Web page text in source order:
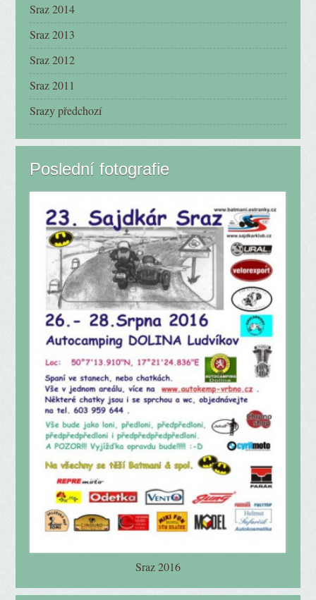
Sraz 2014
Sraz 2013
Sraz 2012
Sraz 2011
Srazy předchozí
Poslední fotografie
Sraz 2016